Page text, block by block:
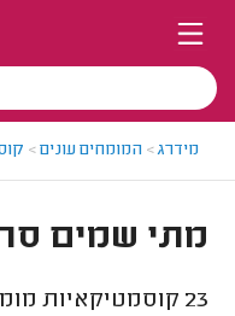
מידרג> המומחים עונים>
מתי שמים
23 קוסמטיקאיות